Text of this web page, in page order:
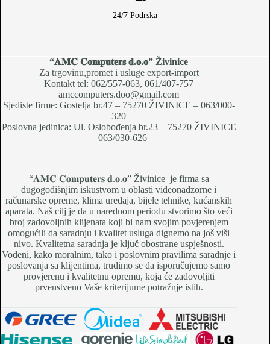
24/7 Podrska
“𝐀𝐌𝐂 𝐂𝐨𝐦𝐩𝐮𝐭𝐞𝐫𝐬 𝐝.𝐨.𝐨” Živinice
Za trgovinu,promet i usluge export-import
Kontakt tel: 062/557-063, 061/407-757
amccomputers.doo@gmail.com
Sjediste firme: Gostelja br.47 – 75270 ŽIVINICE – 063/000-
320
Poslovna jedinica: Ul. Oslobođenja br.23 – 75270 ŽIVINICE
– 063/030-626
“𝐀𝐌𝐂 𝐂𝐨𝐦𝐩𝐮𝐭𝐞𝐫𝐬 𝐝.𝐨.𝐨” Živinice je firma sa
dugogodišnjim iskustvom u oblasti videonadzorne i
računarske opreme, klima uređaja, bijele tehnike, kućanskih
aparata. Naš cilj je da u narednom periodu stvorimo što veći
broj zadovoljnih klijenata koji bi nam svojim povjerenjem
omogućili da saradnju i kvalitet usluga dignemo na još viši
nivo. Kvalitetna saradnja je ključ obostrane uspješnosti.
Vođeni, kako moralnim, tako i poslovnim pravilima saradnje i
poslovanja sa klijentima, trudimo se da isporučujemo samo
provjerenu i kvalitetnu opremu, koja će zadovoljiti
prvenstveno Vaše kriterijume potražnje istih.